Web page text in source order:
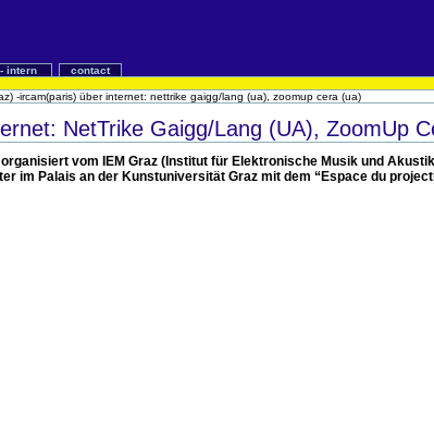
intern
contact
-ircam(paris) über internet: nettrike gaigg/lang (ua), zoomup cera (ua)
NetTrike Gaigg/Lang (UA), ZoomUp
vom IEM Graz (Institut für Elektronische Musik und
im Palais an der Kunstuniversität Graz mit dem “Espace du